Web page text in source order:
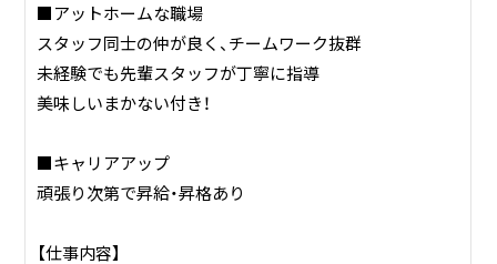
■アットホームな職場
スタッフ同士の仲が良く、チームワーク抜群
未経験でも先輩スタッフが丁寧に指導
美味しいまかない付き！
■キャリアアップ
頑張り次第で昇給・昇格あり
【仕事内容】